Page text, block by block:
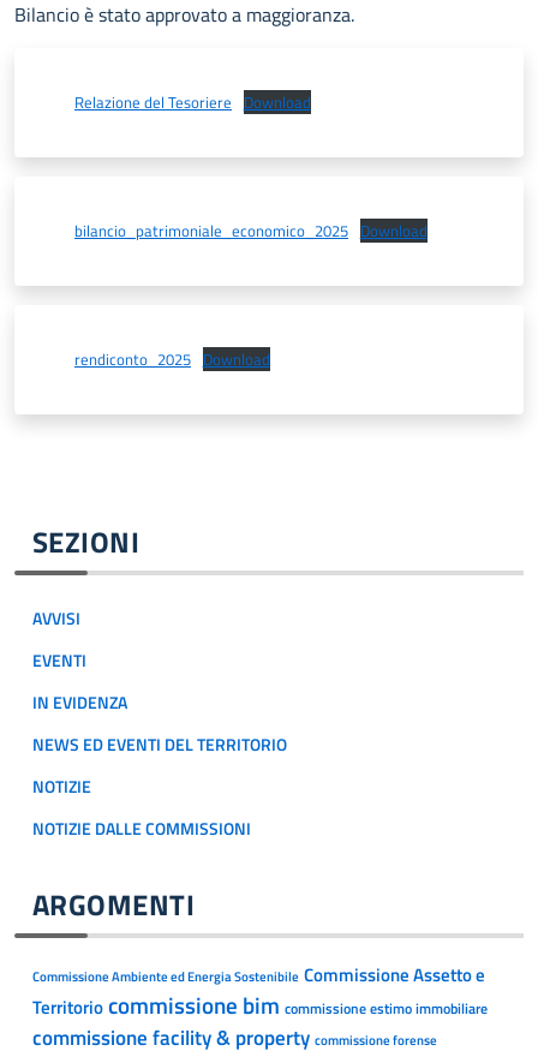
SEZIONI
AVVISI
EVENTI
IN EVIDENZA
NEWS ED EVENTI DEL TERRITORIO
NOTIZIE
NOTIZIE DALLE COMMISSIONI
ARGOMENTI
Commissione Ambiente ed Energia Sostenibile Commissione Assetto e
Territoriocommissione bim commissione estimo immobiliare
commissione facility & property commissione forense
Bilancio è stato approvato a maggioranza.
Relazione del Tesoriere Download
bilancio_patrimoniale_economico_2025 Download
rendiconto_2025 Download